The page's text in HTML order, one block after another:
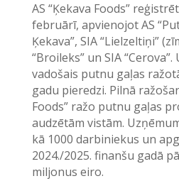
AS “Ķekava Foods”
februārī, apvienojot AS
Ķekava”, SIA “Lielzeltiņi”
“Broileks” un SIA
vadošais putnu gaļas
gadu pieredzi. Pilnā
Foods” ražo putnu gaļas
audzētām vistām.
kā 1000 darbiniekus un
2024./2025. finanšu gadā
miljonus eiro.